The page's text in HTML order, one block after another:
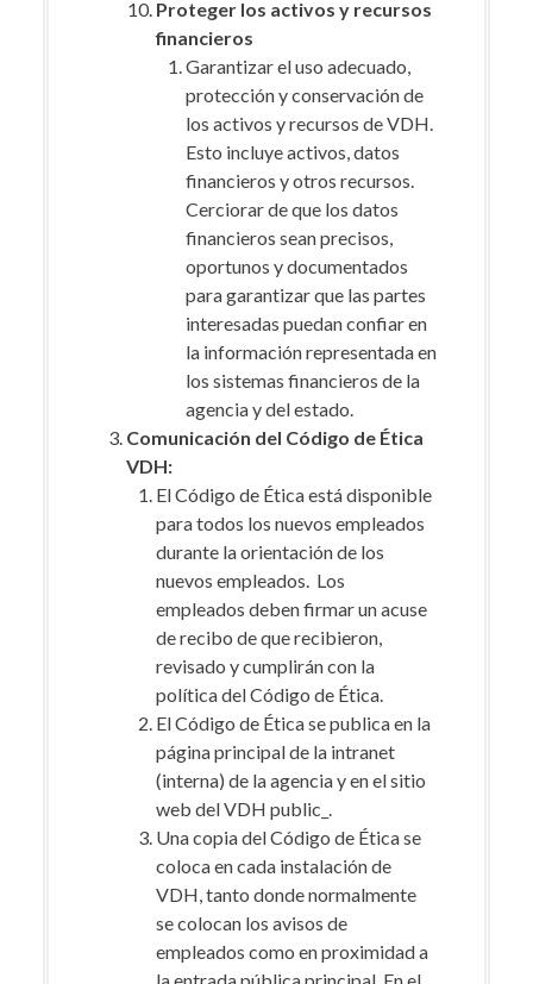
Proteger los activos y recursos
financieros
Garantizar el uso adecuado,
protección y conservación de
los activos y recursos de VDH.
Esto incluye activos, datos
financieros y otros recursos.
Cerciorar de que los datos
financieros sean precisos,
oportunos y documentados
para garantizar que las partes
interesadas puedan confiar en
la información representada en
los sistemas financieros de la
agencia y del estado.
Comunicación del Código de Ética
VDH:
El Código de Ética está disponible
para todos los nuevos empleados
durante la orientación de los
nuevos empleados. Los
empleados deben firmar un acuse
de recibo de que recibieron,
revisado y cumplirán con la
política del Código de Ética.
El Código de Ética se publica en la
página principal de la intranet
(interna) de la agencia y en el sitio
web del VDH public_.
Una copia del Código de Ética se
coloca en cada instalación de
VDH, tanto donde normalmente
se colocan los avisos de
empleados como en proximidad a